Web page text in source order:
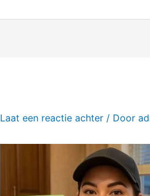
Laat een reactie achter / Door